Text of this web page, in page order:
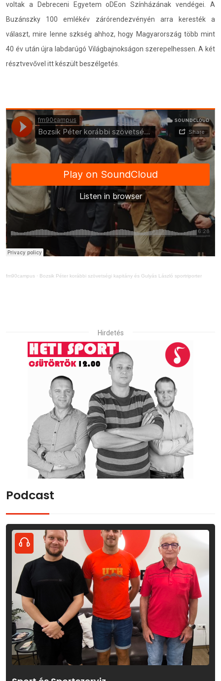
voltak a Debreceni Egyetem oDEon Színházának vendégei. A
Buzánszky 100 emlékév zárórendezvényén arra keresték a
választ, mire lenne szkség ahhoz, hogy Magyarország több mint
40 év után újra labdarúgó Világbajnokságon szerepelhessen. A két
résztvevővel itt készült beszélgetés.
fm90campus · Bozsik Péter korábbi szövetségi kapitány és Gulyás László sportriporter
Hirdetés
Podcast